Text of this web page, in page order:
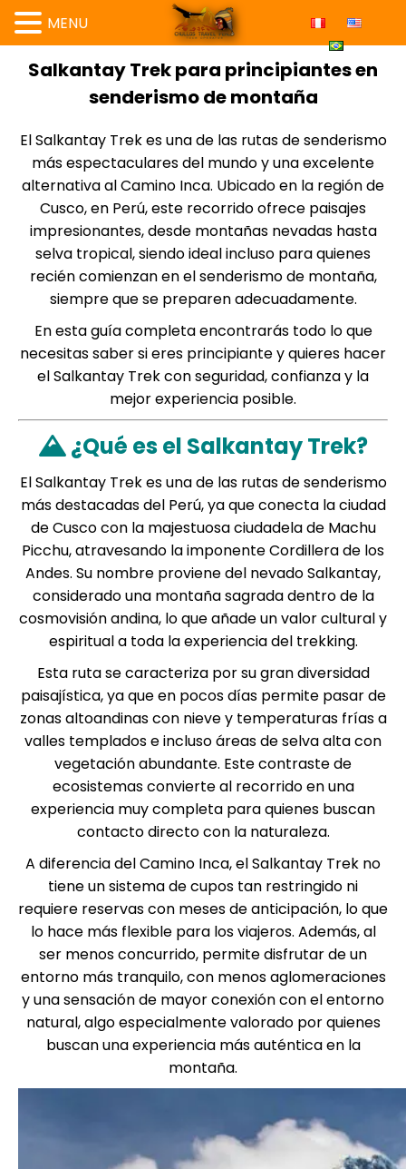
Salkantay Trek para principiantes en
senderismo de montaña
ElSalkantay Trekes una de las rutas de senderismo
más espectaculares del mundo y una excelente
alternativa al Camino Inca. Ubicado en la región de
Cusco, en Perú, este recorrido ofrece paisajes
impresionantes, desde montañas nevadas hasta
selva tropical, siendo ideal incluso para quienes
recién comienzan en el senderismo de montaña,
siempre que se preparen adecuadamente.
En esta guía completa encontrarás todo lo que
necesitas saber si eres principiante y quieres hacer
el Salkantay Trek con seguridad, confianza y la
mejor experiencia posible.
¿Qué es el Salkantay Trek?
El Salkantay Trek es una de las rutas de senderismo
más destacadas del Perú, ya que conecta la ciudad
de Cusco con la majestuosa ciudadela de Machu
Picchu, atravesando la imponente Cordillera de los
Andes. Su nombre proviene del nevado Salkantay,
considerado una montaña sagrada dentro de la
cosmovisión andina, lo que añade un valor cultural y
espiritual a toda la experiencia del trekking.
Esta ruta se caracteriza por su gran diversidad
paisajística, ya que en pocos días permite pasar de
zonas altoandinas con nieve y temperaturas frías a
valles templados e incluso áreas de selva alta con
vegetación abundante. Este contraste de
ecosistemas convierte al recorrido en una
experiencia muy completa para quienes buscan
contacto directo con la naturaleza.
A diferencia del Camino Inca, el Salkantay Trek no
tiene un sistema de cupos tan restringido ni
requiere reservas con meses de anticipación, lo que
lo hace más flexible para los viajeros. Además, al
ser menos concurrido, permite disfrutar de un
entorno más tranquilo, con menos aglomeraciones
y una sensación de mayor conexión con el entorno
natural, algo especialmente valorado por quienes
buscan una experiencia más auténtica en la
montaña.
MENU